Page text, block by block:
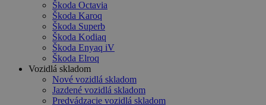
Škoda Octavia
Škoda Karoq
Škoda Superb
Škoda Kodiaq
Škoda Enyaq iV
Škoda Elroq
Vozidlá skladom
Nové vozidlá skladom
Jazdené vozidlá skladom
Predvádzacie vozidlá skladom